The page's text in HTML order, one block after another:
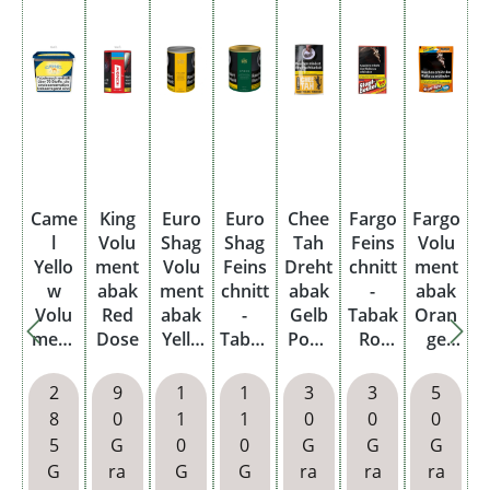
Came
l
Yello
w
Volu
ment
6XL
Eimer
2
8
5
G
King
Volu
ment
abak
Red
Dose
9
0
G
ra
Euro
Shag
Volu
ment
abak
Yello
Dose
1
1
0
G
Euro
Shag
Feins
chnitt
-
Tabak
c
Gree
n
Dose
1
1
0
G
Chee
Tah
Dreht
abak
Gelb
Pouc
3
0
G
ra
Fargo
Feins
chnitt
-
Tabak
Rot
Beute
l
3
0
G
ra
Fargo
Volu
ment
abak
Oran
ge
Tüte
5
0
G
ra